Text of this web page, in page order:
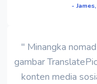
-
" Minangka
gambar
konten media